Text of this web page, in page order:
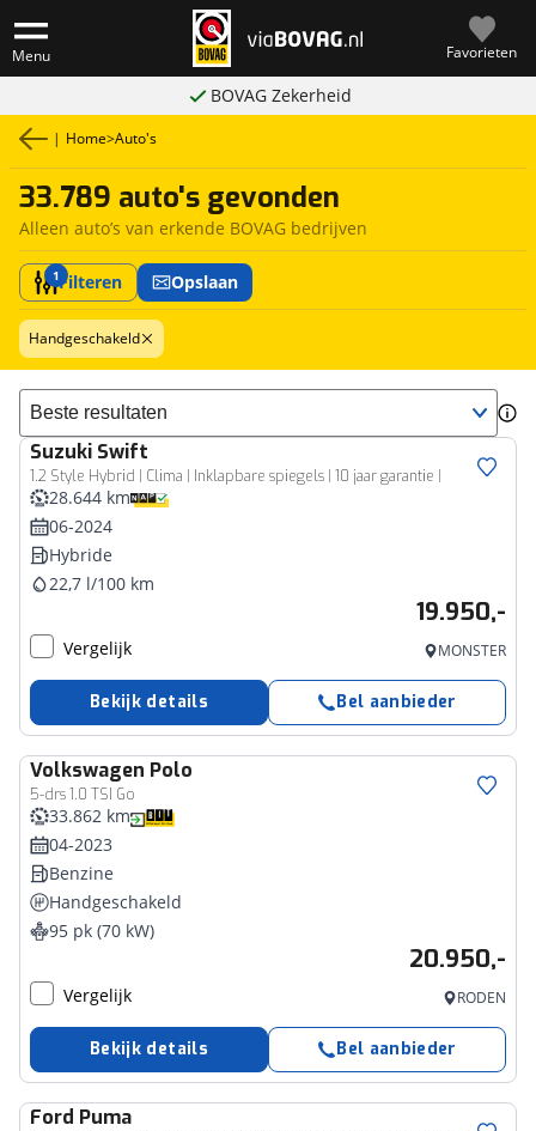
Menu Favorieten
BOVAG Zekerheid
| Home>Auto's
33.789 auto's gevonden
Alleen auto’s van erkende BOVAG bedrijven
1Filteren Opslaan
Handgeschakeld
Sorteer resultaten
Suzuki Swift
1.2 Style Hybrid | Clima | Inklapbare spiegels | 10 jaar garantie |
28.644 km
06-2024
Hybride
22,7 l/100 km
19.950,-
Vergelijk MONSTER
Bekijk details Bel aanbieder
Volkswagen Polo
5-drs 1.0 TSI Go
33.862 km
04-2023
Benzine
Handgeschakeld
95 pk (70 kW)
20.950,-
Vergelijk RODEN
Bekijk details Bel aanbieder
Ford Puma